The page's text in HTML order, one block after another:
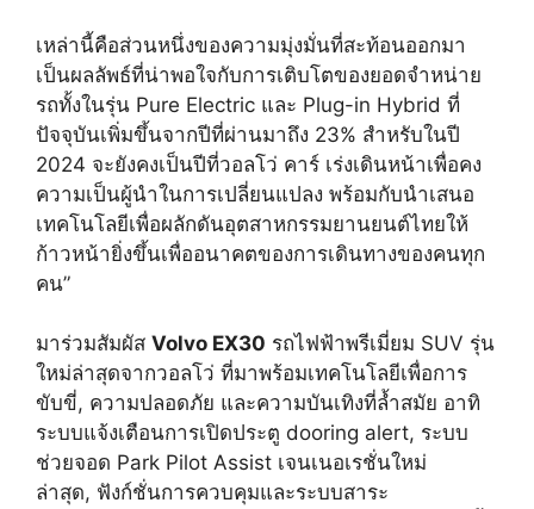
เหล่านี้คือส่วนหนึ่งของความมุ่งมั่นที่สะท้อนออกมา
เป็นผลลัพธ์ที่น่าพอใจกับการเติบโตของยอดจำหน่าย
รถทั้งในรุ่น Pure Electric และ Plug-in Hybrid ที่
ปัจจุบันเพิ่มขึ้นจากปีที่ผ่านมาถึง 23% สำหรับในปี
2024 จะยังคงเป็นปีที่วอลโว่ คาร์ เร่งเดินหน้าเพื่อคง
ความเป็นผู้นำในการเปลี่ยนแปลง พร้อมกับนำเสนอ
เทคโนโลยีเพื่อผลักดันอุตสาหกรรมยานยนต์ไทยให้
ก้าวหน้ายิ่งขึ้นเพื่ออนาคตของการเดินทางของคนทุก
คน”
มาร่วมสัมผัส Volvo EX30 รถไฟฟ้าพรีเมี่ยม SUV รุ่น
ใหม่ล่าสุดจากวอลโว่ ที่มาพร้อมเทคโนโลยีเพื่อการ
ขับขี่, ความปลอดภัย และความบันเทิงที่ล้ำสมัย อาทิ
ระบบแจ้งเตือนการเปิดประตู dooring alert, ระบบ
ช่วยจอด Park Pilot Assist เจนเนอเรชั่นใหม่
ล่าสุด, ฟังก์ชั่นการควบคุมและระบบสาระ